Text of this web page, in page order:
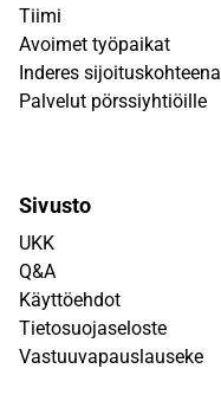
Tiimi
Avoimet työpaikat
Inderes sijoituskohteena
Palvelut pörssiyhtiöille
Sivusto
UKK
Q&A
Käyttöehdot
Tietosuojaseloste
Vastuuvapauslauseke